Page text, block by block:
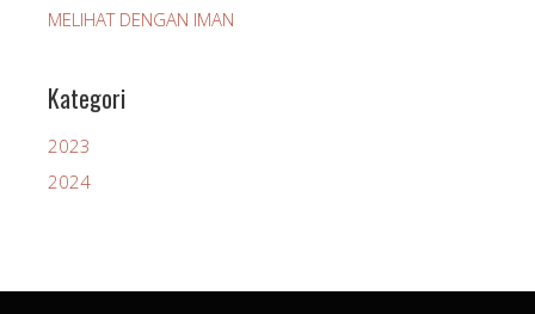
MELIHAT DENGAN IMAN
Kategori
2023
2024